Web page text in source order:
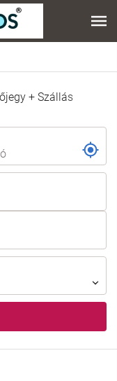
+ Szállás